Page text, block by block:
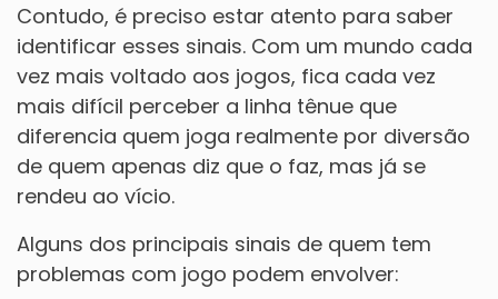
Contudo, é preciso estar atento para saber
identificar esses sinais. Com um mundo cada
vez mais voltado aos jogos, fica cada vez
mais difícil perceber a linha tênue que
diferencia quem joga realmente por diversão
de quem apenas diz que o faz, mas já se
rendeu ao vício.
Alguns dos principais sinais de quem tem
problemas com jogo podem envolver: